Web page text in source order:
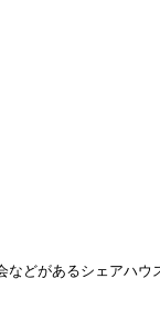
などがあるシェアハウ